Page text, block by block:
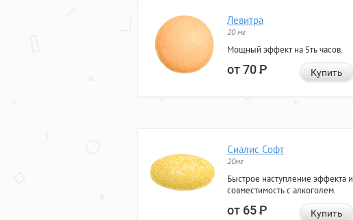
Левитра
20 мг
Мощный эффект на 5ть часов.
от 70Р Купить
Сиалис Софт
20мг
Быстрое наступление эффекта и
совместимость с алкоголем.
от 65Р Купить